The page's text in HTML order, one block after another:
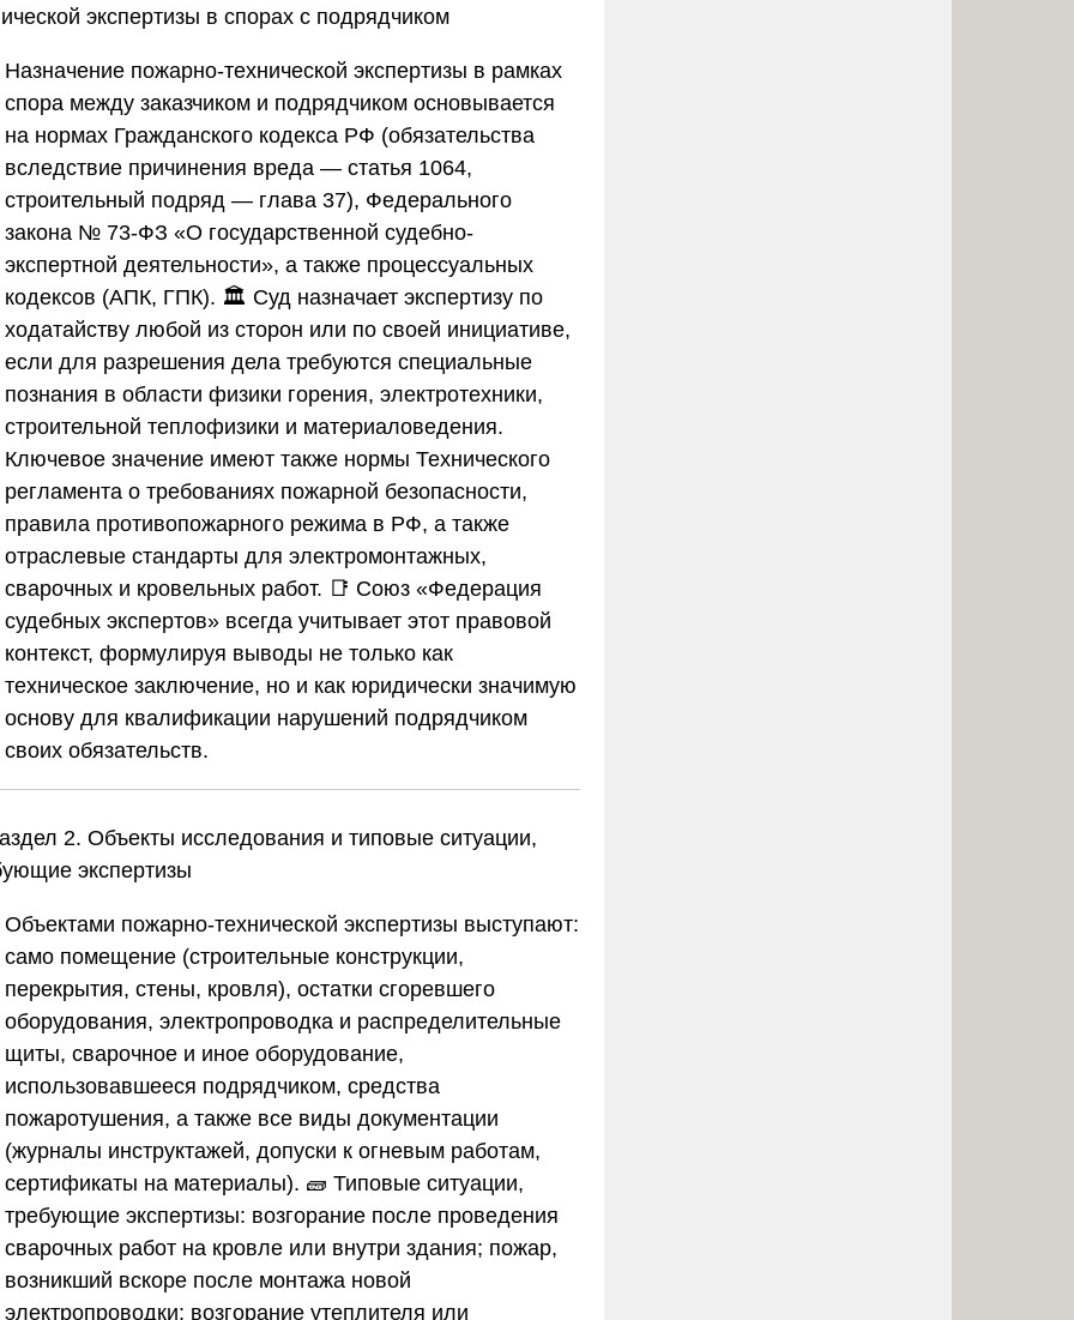
экспертизы в спорах с подрядчиком
Назначение пожарно-технической экспертизы в рамках
спора между заказчиком и подрядчиком основывается
на нормах Гражданского кодекса РФ (обязательства
вследствие причинения вреда — статья 1064,
строительный подряд — глава 37), Федерального
закона № 73-ФЗ «О государственной судебно-
экспертной деятельности», а также процессуальных
кодексов (АПК, ГПК). 🏛️ Суд назначает экспертизу по
ходатайству любой из сторон или по своей инициативе,
если для разрешения дела требуются специальные
познания в области физики горения, электротехники,
строительной теплофизики и материаловедения.
Ключевое значение имеют также нормы Технического
регламента о требованиях пожарной безопасности,
правила противопожарного режима в РФ, а также
отраслевые стандарты для электромонтажных,
сварочных и кровельных работ. 📑 Союз «Федерация
судебных экспертов» всегда учитывает этот правовой
контекст, формулируя выводы не только как
техническое заключение, но и как юридически значимую
основу для квалификации нарушений подрядчиком
своих обязательств.
2. Объекты исследования и типовые ситуации,
экспертизы
Объектами пожарно-технической экспертизы выступают:
само помещение (строительные конструкции,
перекрытия, стены, кровля), остатки сгоревшего
оборудования, электропроводка и распределительные
щиты, сварочное и иное оборудование,
использовавшееся подрядчиком, средства
пожаротушения, а также все виды документации
(журналы инструктажей, допуски к огневым работам,
сертификаты на материалы). 🧱 Типовые ситуации,
требующие экспертизы: возгорание после проведения
сварочных работ на кровле или внутри здания; пожар,
возникший вскоре после монтажа новой
электропроводки; возгорание утеплителя или